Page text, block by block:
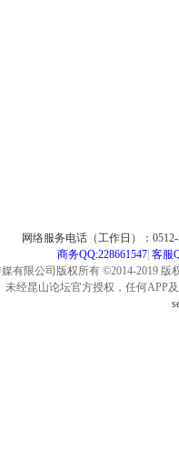
网络服务电话（工作日）：
商务QQ:228661547| 客服
有限公司版权所有 ©2014-2019
未经昆山论坛官方授权，任何APP